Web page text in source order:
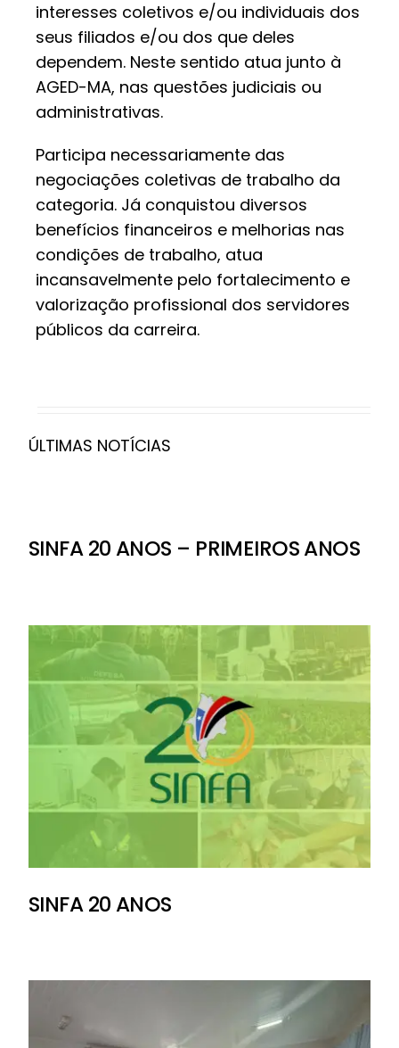
interesses coletivos e/ou individuais dos
seus filiados e/ou dos que deles
dependem. Neste sentido atua junto à
AGED-MA, nas questões judiciais ou
administrativas.
Participa necessariamente das
negociações coletivas de trabalho da
categoria. Já conquistou diversos
benefícios financeiros e melhorias nas
condições de trabalho, atua
incansavelmente pelo fortalecimento e
valorização profissional dos servidores
públicos da carreira.
ÚLTIMAS NOTÍCIAS
SINFA 20 ANOS – PRIMEIROS ANOS
SINFA 20 ANOS